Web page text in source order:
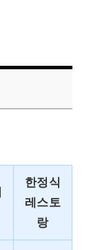
한정식
레스토
랑